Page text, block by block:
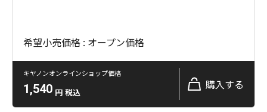
希望小売価格 : オープン価格
キヤノンオンラインショップ価格
1,540 円 税込
購入する